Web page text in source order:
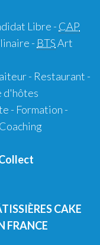
Libre - CAP
- BTSArt
- Restaurant -
d'hôtes
- Formation -
Coaching
CAKE
FRANCE